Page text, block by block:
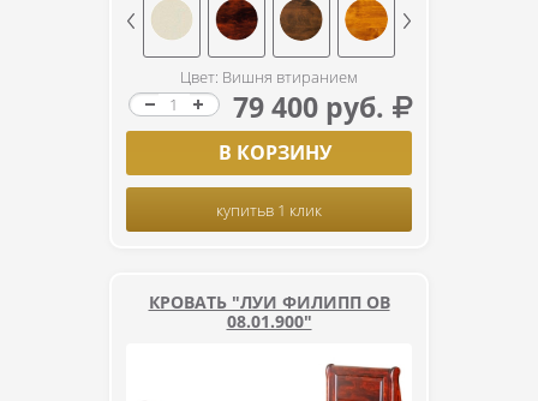
Цвет: Вишня втиранием
79 400 руб.
В КОРЗИНУ
купитьв 1 клик
КРОВАТЬ "ЛУИ ФИЛИПП ОВ
08.01.900"